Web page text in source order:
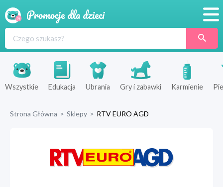
Produkty
Sklepy
Wszystkie Edukacja Ubrania Gry i zabawki Karmienie
Strona Główna > Sklepy > RTV EURO AGD